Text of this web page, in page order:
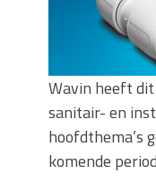
Wavin heeft
sanitair- en
hoofdthema’s
komende